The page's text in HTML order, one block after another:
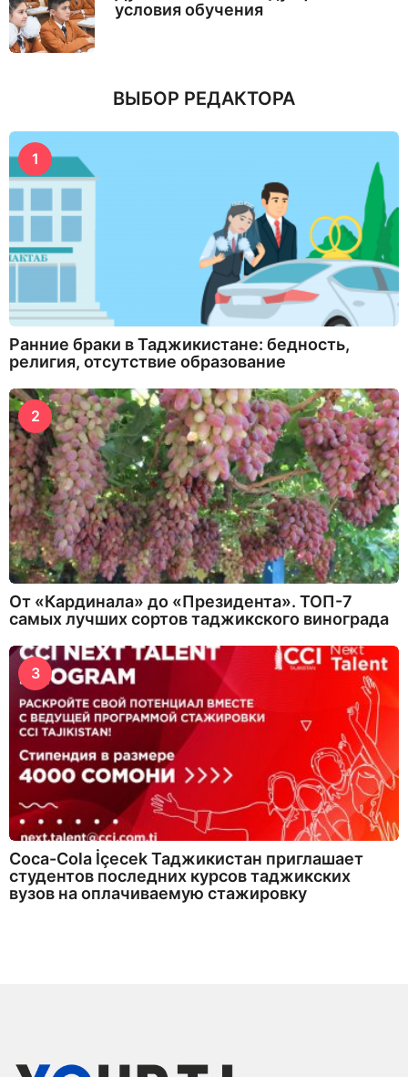
условия обучения
ВЫБОР РЕДАКТОРА
1
Ранние браки в Таджикистане: бедность,
религия, отсутствие образование
2
От «Кардинала» до «Президента». ТОП-7
самых лучших сортов таджикского винограда
3
Coca-Cola İçecek Таджикистан приглашает
студентов последних курсов таджикских
вузов на оплачиваемую стажировку